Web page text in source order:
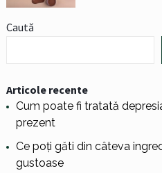
Caută
Articole recente
Cum poate fi tratată
prezent
Ce poți găti din câteva
gustoase